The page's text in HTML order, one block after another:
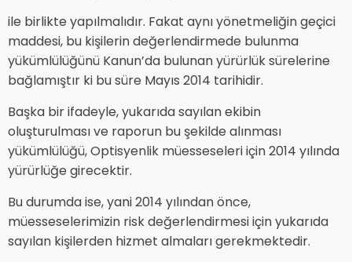
ile birlikte yapılmalıdır. Fakat aynı yönetmeliğin geçici
maddesi, bu kişilerin değerlendirmede bulunma
yükümlülüğünü Kanun’da bulunan yürürlük sürelerine
bağlamıştır ki bu süre Mayıs 2014 tarihidir.
Başka bir ifadeyle, yukarıda sayılan ekibin
oluşturulması ve raporun bu şekilde alınması
yükümlülüğü, Optisyenlik müesseseleri için 2014 yılında
yürürlüğe girecektir.
Bu durumda ise, yani 2014 yılından önce,
müesseselerimizin risk değerlendirmesi için yukarıda
sayılan kişilerden hizmet almaları gerekmektedir.